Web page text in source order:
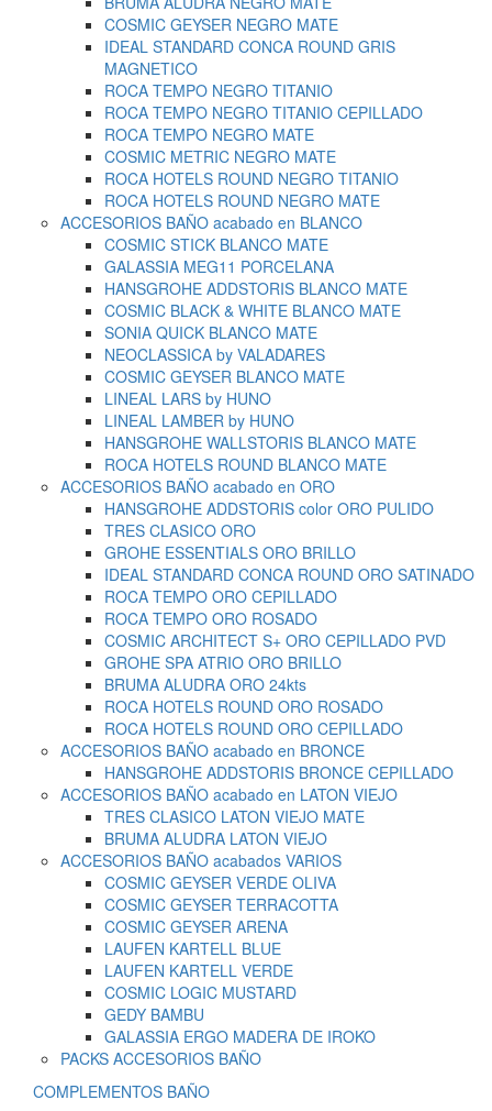
COSMIC GEYSER NEGRO MATE
IDEAL STANDARD CONCA ROUND GRIS
MAGNETICO
ROCA TEMPO NEGRO TITANIO
ROCA TEMPO NEGRO TITANIO CEPILLADO
ROCA TEMPO NEGRO MATE
COSMIC METRIC NEGRO MATE
ROCA HOTELS ROUND NEGRO TITANIO
ROCA HOTELS ROUND NEGRO MATE
ACCESORIOS BAÑO acabado en BLANCO
COSMIC STICK BLANCO MATE
GALASSIA MEG11 PORCELANA
HANSGROHE ADDSTORIS BLANCO MATE
COSMIC BLACK & WHITE BLANCO MATE
SONIA QUICK BLANCO MATE
NEOCLASSICA by VALADARES
COSMIC GEYSER BLANCO MATE
LINEAL LARS by HUNO
LINEAL LAMBER by HUNO
HANSGROHE WALLSTORIS BLANCO MATE
ROCA HOTELS ROUND BLANCO MATE
ACCESORIOS BAÑO acabado en ORO
HANSGROHE ADDSTORIS color ORO PULIDO
TRES CLASICO ORO
GROHE ESSENTIALS ORO BRILLO
IDEAL STANDARD CONCA ROUND ORO SATINADO
ROCA TEMPO ORO CEPILLADO
ROCA TEMPO ORO ROSADO
COSMIC ARCHITECT S+ ORO CEPILLADO PVD
GROHE SPA ATRIO ORO BRILLO
BRUMA ALUDRA ORO 24kts
ROCA HOTELS ROUND ORO ROSADO
ROCA HOTELS ROUND ORO CEPILLADO
ACCESORIOS BAÑO acabado en BRONCE
HANSGROHE ADDSTORIS BRONCE CEPILLADO
ACCESORIOS BAÑO acabado en LATON VIEJO
TRES CLASICO LATON VIEJO MATE
BRUMA ALUDRA LATON VIEJO
ACCESORIOS BAÑO acabados VARIOS
COSMIC GEYSER VERDE OLIVA
COSMIC GEYSER TERRACOTTA
COSMIC GEYSER ARENA
LAUFEN KARTELL BLUE
LAUFEN KARTELL VERDE
COSMIC LOGIC MUSTARD
GEDY BAMBU
GALASSIA ERGO MADERA DE IROKO
PACKS ACCESORIOS BAÑO
COMPLEMENTOS BAÑO